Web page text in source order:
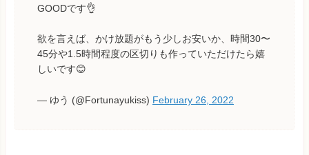
GOODです👌
欲を言えば、かけ放題がもう少しお安いか、時間30〜
45分や1.5時間程度の区切りも作っていただけたら嬉
しいです😊
— ゆう (@Fortunayukiss) February 26, 2022